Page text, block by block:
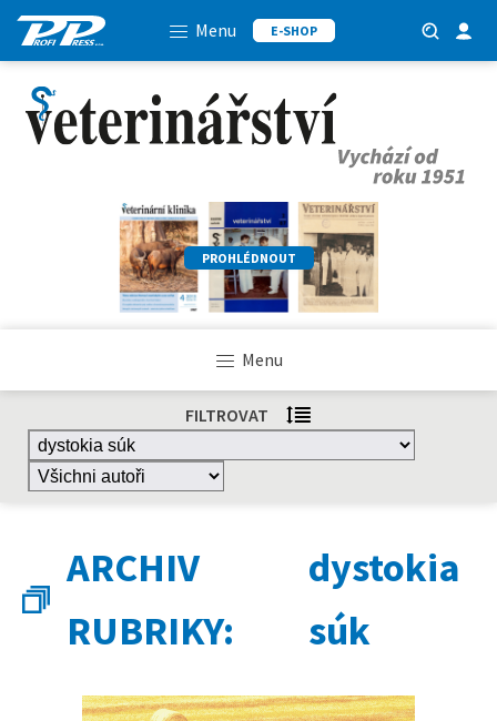
Menu E-SHOP
PROHLÉDNOUT
Menu
FILTROVAT
ARCHIV
RUBRIKY:
dystokia
súk